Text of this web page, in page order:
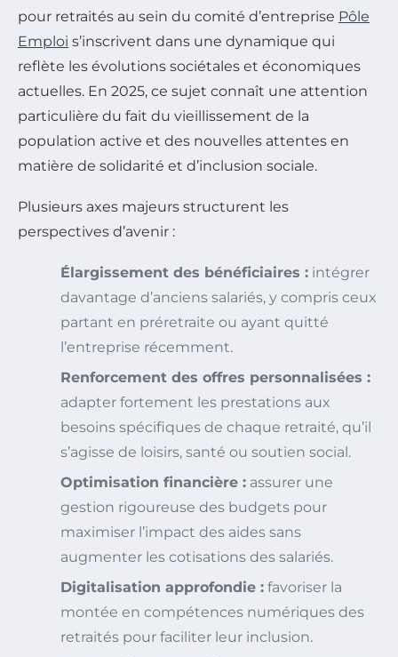
pour retraités au sein du comité d’entreprise Pôle
Emploi s’inscrivent dans une dynamique qui
reflète les évolutions sociétales et économiques
actuelles. En 2025, ce sujet connaît une attention
particulière du fait du vieillissement de la
population active et des nouvelles attentes en
matière de solidarité et d’inclusion sociale.
Plusieurs axes majeurs structurent les
perspectives d’avenir :
Élargissement des bénéficiaires : intégrer
davantage d’anciens salariés, y compris ceux
partant en préretraite ou ayant quitté
l’entreprise récemment.
Renforcement des offres personnalisées :
adapter fortement les prestations aux
besoins spécifiques de chaque retraité, qu’il
s’agisse de loisirs, santé ou soutien social.
Optimisation financière : assurer une
gestion rigoureuse des budgets pour
maximiser l’impact des aides sans
augmenter les cotisations des salariés.
Digitalisation approfondie : favoriser la
montée en compétences numériques des
retraités pour faciliter leur inclusion.